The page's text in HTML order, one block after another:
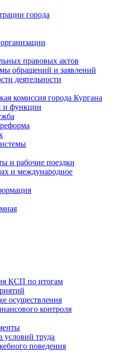
города
правовых актов
обращений и заявлений
деятельности
комиссия города Кургана
и функции
и рабочие поездки
и международное
КСП по итогам
осуществления
контроля
условий труда
поведения